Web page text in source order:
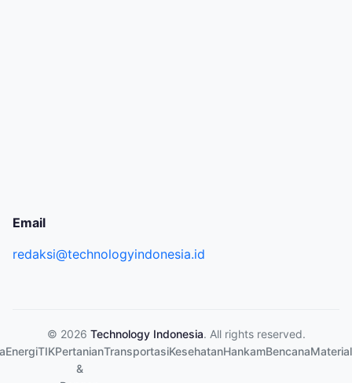
Email
redaksi@technologyindonesia.id
© 2026 Technology Indonesia. All rights reserved.
EnergiTIKPertanian
&
TransportasiKesehatanHankamBencanaMaterial